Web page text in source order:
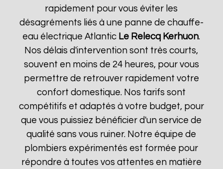
rapidement pour vous éviter les
désagréments liés à une panne de chauffe-
eau électrique Atlantic Le Relecq Kerhuon.
Nos délais d'intervention sont très courts,
souvent en moins de 24 heures, pour vous
permettre de retrouver rapidement votre
confort domestique. Nos tarifs sont
compétitifs et adaptés à votre budget, pour
que vous puissiez bénéficier d'un service de
qualité sans vous ruiner. Notre équipe de
plombiers expérimentés est formée pour
répondre à toutes vos attentes en matière